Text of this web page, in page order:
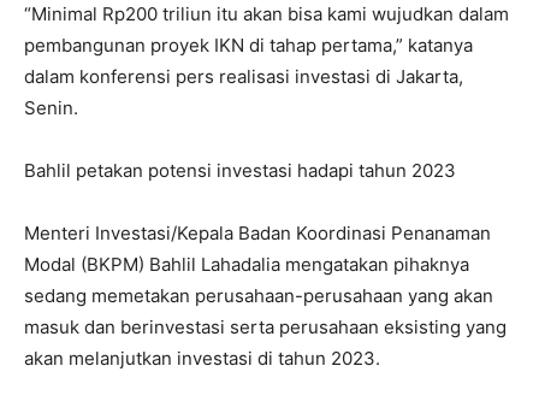
“Minimal Rp200 triliun itu akan bisa kami wujudkan dalam
pembangunan proyek IKN di tahap pertama,” katanya
dalam konferensi pers realisasi investasi di Jakarta,
Senin.
Bahlil petakan potensi investasi hadapi tahun 2023
Menteri Investasi/Kepala Badan Koordinasi Penanaman
Modal (BKPM) Bahlil Lahadalia mengatakan pihaknya
sedang memetakan perusahaan-perusahaan yang akan
masuk dan berinvestasi serta perusahaan eksisting yang
akan melanjutkan investasi di tahun 2023.